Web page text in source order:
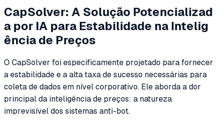
CapSolver: A Solução Potencializad
a por IA para Estabilidade na Intelig
ência de Preços
O CapSolver foi especificamente projetado para fornecer
a estabilidade e a alta taxa de sucesso necessárias para
coleta de dados em nível corporativo. Ele aborda a dor
principal da inteligência de preços: a natureza
imprevisível dos sistemas anti-bot.